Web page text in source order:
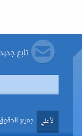
الأعلي جميع الحقوق